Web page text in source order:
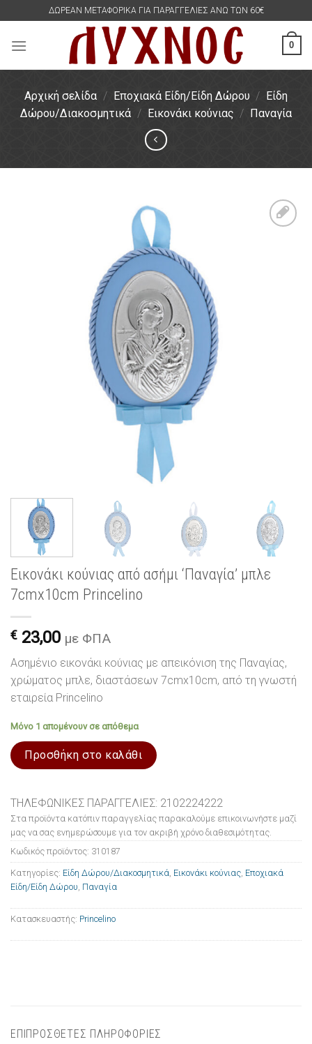
content
ΔΩΡΕΑΝ ΜΕΤΑΦΟΡΙΚΑ ΓΙΑ ΠΑΡΑΓΓΕΛΙΕΣ ΑΝΩ ΤΩΝ 60€
0
Αρχική σελίδα / Εποχιακά Είδη/Είδη Δώρου / Είδη
Δώρου/Διακοσμητικά / Εικονάκι κούνιας / Παναγία
Εικονάκι κούνιας από ασήμι ‘Παναγία’ μπλε
7cmx10cm Princelino
€ 23,00 με ΦΠΑ
Ασημένιο εικονάκι κούνιας με απεικόνιση της Παναγίας,
χρώματος μπλε, διαστάσεων 7cmx10cm, από τη γνωστή
εταιρεία Princelino
Μόνο 1 απομένουν σε απόθεμα
Προσθήκη στο καλάθι
ΤΗΛΕΦΩΝΙΚΕΣ ΠΑΡΑΓΓΕΛΙΕΣ: 2102224222
Στα προϊόντα κατόπιν παραγγελίας παρακαλούμε επικοινωνήστε μαζί
μας να σας ενημερώσουμε για τον ακριβή χρόνο διαθεσιμότητας.
Κωδικός προϊόντος: 310187
Κατηγορίες: Είδη Δώρου/Διακοσμητικά, Εικονάκι κούνιας, Εποχιακά
Είδη/Είδη Δώρου, Παναγία
Κατασκευαστής: Princelino
ΕΠΙΠΡΟΣΘΕΤΕΣ ΠΛΗΡΟΦΟΡΙΕΣ